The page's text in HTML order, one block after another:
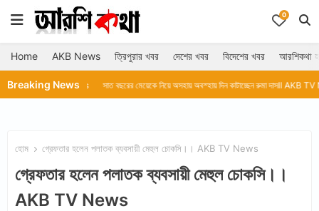
0
Home AKB News ত্রিপুরার খবর দেশের খবর বিদেশের খবর আরশিকথা
Breaking News
TV News সাত বছরের মেয়েকে নিয়ে অসহায় অবস্হায় দিন কাটাচ্ছেন রুমা দাসll AKB TV News
হোম গ্রেফতার হলেন পলাতক ব্যবসায়ী মেহুল চোকসি।। AKB TV News
গ্রেফতার হলেন পলাতক ব্যবসায়ী মেহুল চোকসি।।
AKB TV News